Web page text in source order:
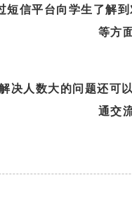
短信平台向学生了解
等方
人数大的问题还可
通交